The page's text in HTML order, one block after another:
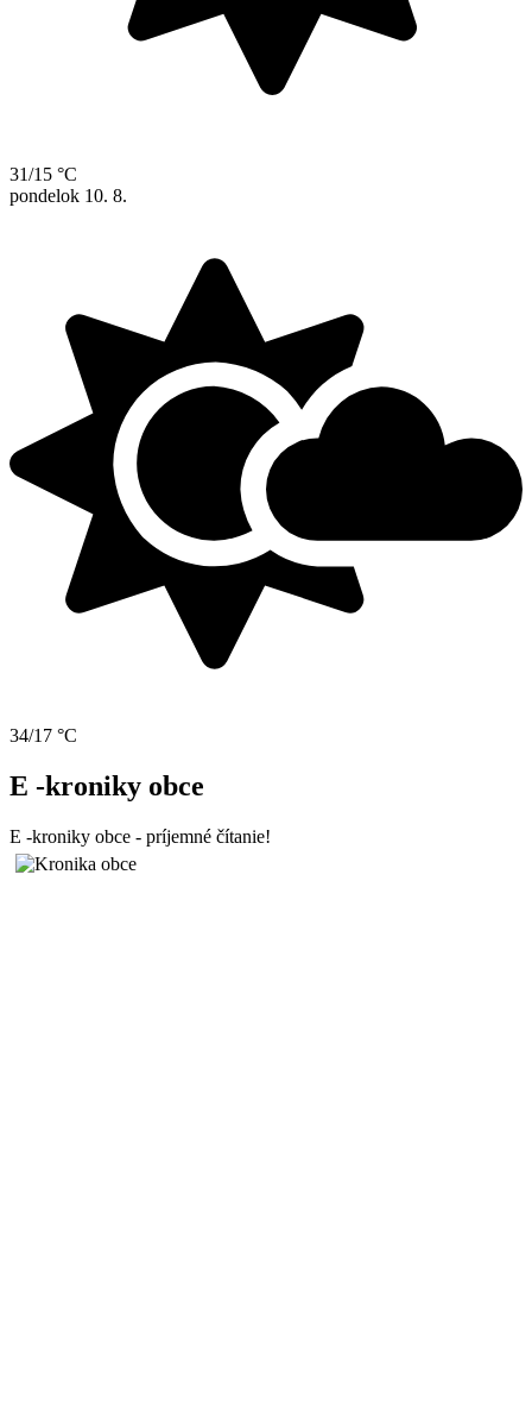
31/15 °C
pondelok 10. 8.
34/17 °C
E -kroniky obce
E -kroniky obce - príjemné čítanie!